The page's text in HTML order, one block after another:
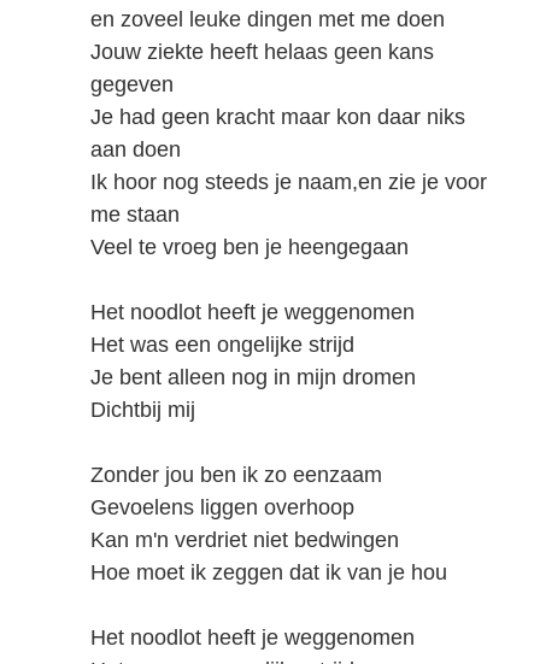
en zoveel leuke dingen met me doen
Jouw ziekte heeft helaas geen kans
gegeven
Je had geen kracht maar kon daar niks
aan doen
Ik hoor nog steeds je naam,en zie je voor
me staan
Veel te vroeg ben je heengegaan
Het noodlot heeft je weggenomen
Het was een ongelijke strijd
Je bent alleen nog in mijn dromen
Dichtbij mij
Zonder jou ben ik zo eenzaam
Gevoelens liggen overhoop
Kan m'n verdriet niet bedwingen
Hoe moet ik zeggen dat ik van je hou
Het noodlot heeft je weggenomen